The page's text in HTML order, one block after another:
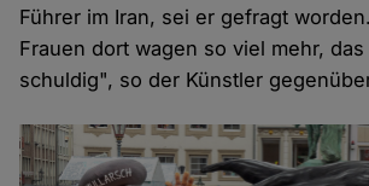
Führer im Iran, sei er gefragt
Frauen dort wagen so viel mehr,
schuldig", so der Künstler